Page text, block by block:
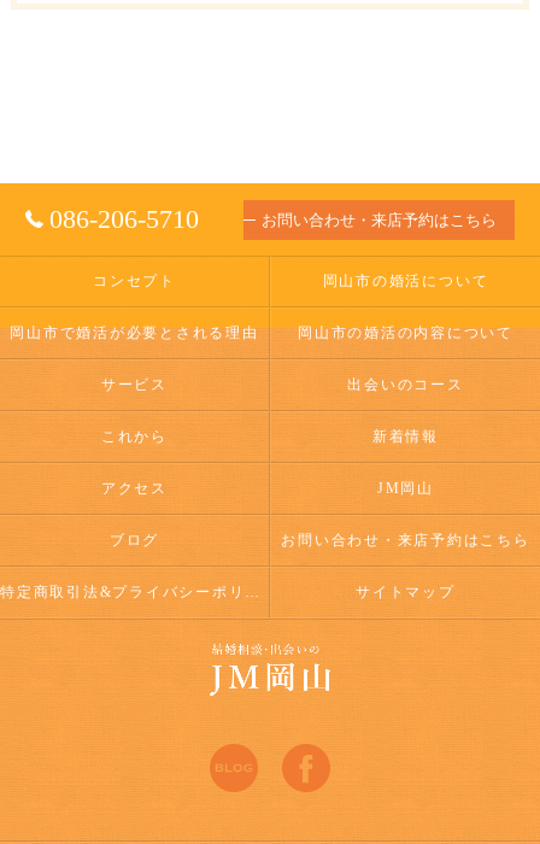
086-206-5710 お問い合わせ・来店予約はこちら
コンセプト 岡山市の婚活について
岡山市で婚活が必要とされる理由 岡山市の婚活の内容について
サービス 出会いのコース
これから 新着情報
アクセス JM岡山
ブログ お問い合わせ・来店予約はこちら
特定商取引法&プライバシーポリシー サイトマップ